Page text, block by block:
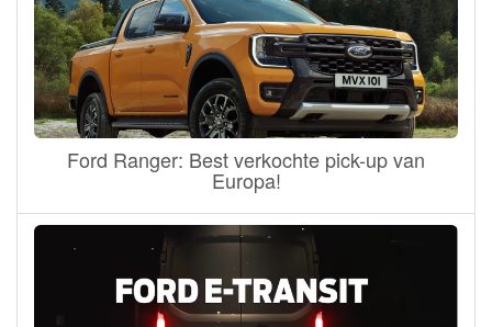
Ford Ranger: Best verkochte pick-up van
Europa!